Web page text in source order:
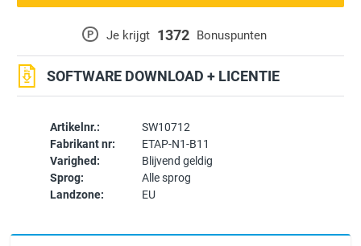
Artikelnr.:
SW10712
Fabrikant nr:
ETAP-N1-B11
Varighed:
Blijvend geldig
Sprog:
Alle sprog
Landzone:
EU
P Je krijgt 1372 Bonuspunten
SOFTWARE DOWNLOAD + LICENTIE